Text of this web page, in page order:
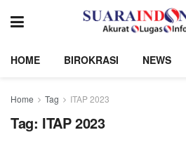
HOME BIROKRASI NEWS
Home Tag ITAP 2023
Tag: ITAP 2023